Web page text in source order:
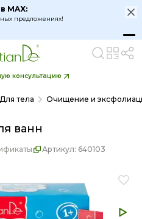
консультацию
Для тела Очищение и
ванн
Артикул: 640103